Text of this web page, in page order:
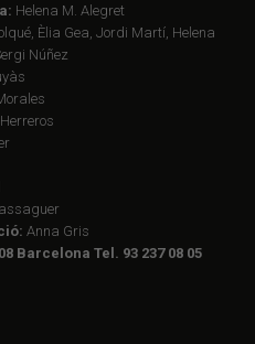
Helena M. Alegret
Èlia Gea, Jordi Martí, Helena
Núñez
Anna Gris
Barcelona Tel. 93 237 08 05